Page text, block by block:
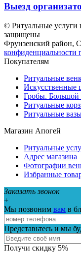
Выезд
© Ритуальные услуги
защищены
Фрунзенский район,
конфиденциальности
Покупателям
Ритуальные
Искусственные
Гробы. Большой
Ритуальные
Ритуальные
Магазин Апогей
Ритуальные
Адрес магазина
Фотографии
Избранные
Заказать звонок
+
Мы позвоним вам в
Представьтесь и мы
Получи скидку 5%